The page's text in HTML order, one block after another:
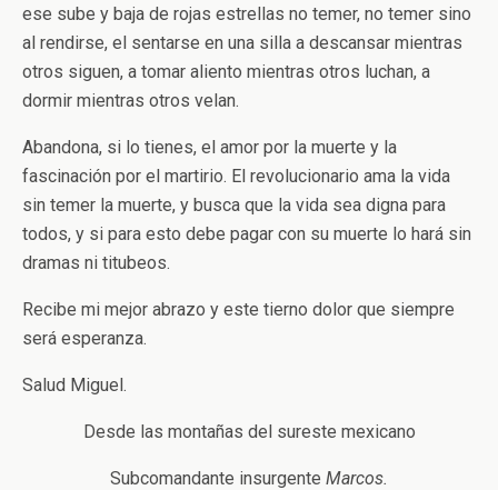
ese sube y baja de rojas estrellas no temer, no temer sino
al rendirse, el sentarse en una silla a descansar mientras
otros siguen, a tomar aliento mientras otros luchan, a
dormir mientras otros velan.
Abandona, si lo tienes, el amor por la muerte y la
fascinación por el martirio. El revolucionario ama la vida
sin temer la muerte, y busca que la vida sea digna para
todos, y si para esto debe pagar con su muerte lo hará sin
dramas ni titubeos.
Recibe mi mejor abrazo y este tierno dolor que siempre
será esperanza.
Salud Miguel.
Desde las montañas del sureste mexicano
Subcomandante insurgente Marcos.